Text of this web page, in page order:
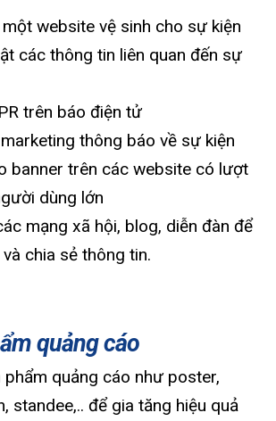
website vệ sinh cho sự kiện
các thông tin liên quan đến sự
trên báo điện tử
thông báo về sự kiện
banner trên các website có lượt
dùng lớn
mạng xã hội, blog, diễn đàn để
chia sẻ thông tin.
quảng cáo
quảng cáo như poster,
standee,.. để gia tăng hiệu quả